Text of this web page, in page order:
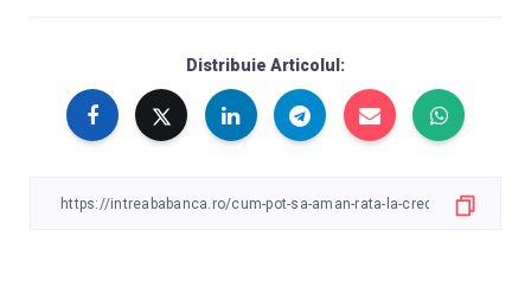
Distribuie Articolul: